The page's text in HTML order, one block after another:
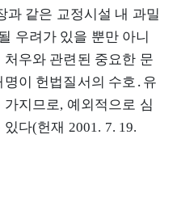
과 같은 교정시설 내 과밀
우려가 있을 뿐만 아니
우와 관련된 중요한 문
이 헌법질서의 수호․유
지므로, 예외적으로 심
다(헌재 2001. 7. 19.